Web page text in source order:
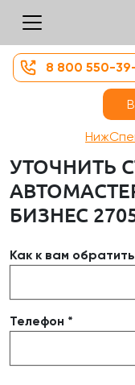
8 800 550-
УТОЧНИТЬ
БИЗНЕС
Как к вам
Телефон *